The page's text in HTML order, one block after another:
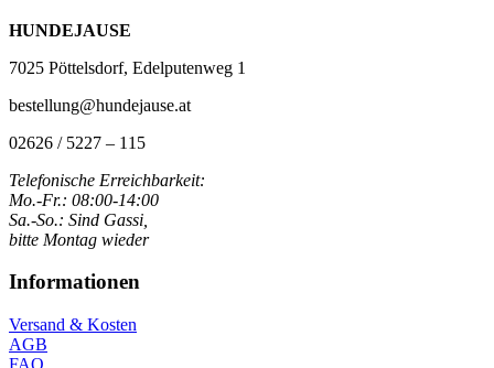
HUNDEJAUSE
7025 Pöttelsdorf, Edelputenweg 1
bestellung@hundejause.at
02626 / 5227 – 115
Telefonische Erreichbarkeit:
Mo.-Fr.: 08:00-14:00
Sa.-So.: Sind Gassi,
bitte Montag wieder
Informationen
Versand & Kosten
AGB
FAQ